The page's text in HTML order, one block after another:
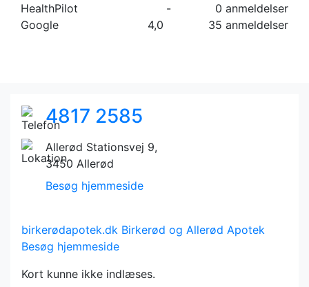
HealthPilot
-
0 anmeldelser
Google
4,0 35 anmeldelser
4817 2585
Allerød Stationsvej 9,
3450 Allerød
Besøg hjemmeside
birkerødapotek.dk Birkerød og Allerød Apotek
Besøg hjemmeside
Kort kunne ikke indlæses.